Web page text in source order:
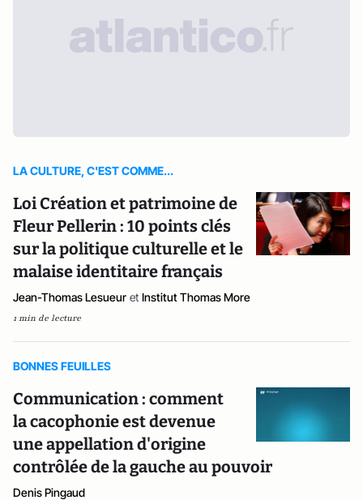
LA CULTURE, C'EST COMME...
Loi Création et patrimoine de
Fleur Pellerin : 10 points clés
sur la politique culturelle et le
malaise identitaire français
Jean-Thomas Lesueur et Institut Thomas More
1 min de lecture
BONNES FEUILLES
Communication : comment
la cacophonie est devenue
une appellation d'origine
contrôlée de la gauche au pouvoir
Denis Pingaud